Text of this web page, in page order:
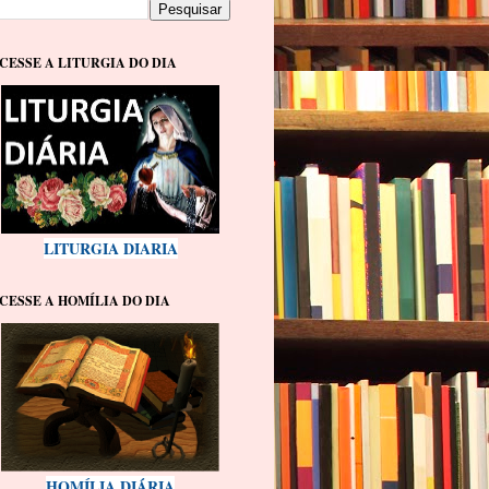
A LITURGIA DO DIA
LITURGIA DIARIA
A HOMÍLIA DO DIA